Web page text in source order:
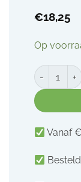
€18,25
Op
Ardo
Vanaf